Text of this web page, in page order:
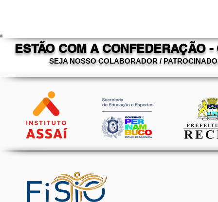
ESTÃO COM A CONFEDERAÇÃO -
SEJA NOSSO COLABORADOR /